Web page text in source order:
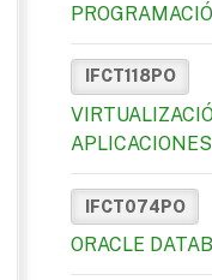
IFCT118PO
IFCT074PO
ORACLE